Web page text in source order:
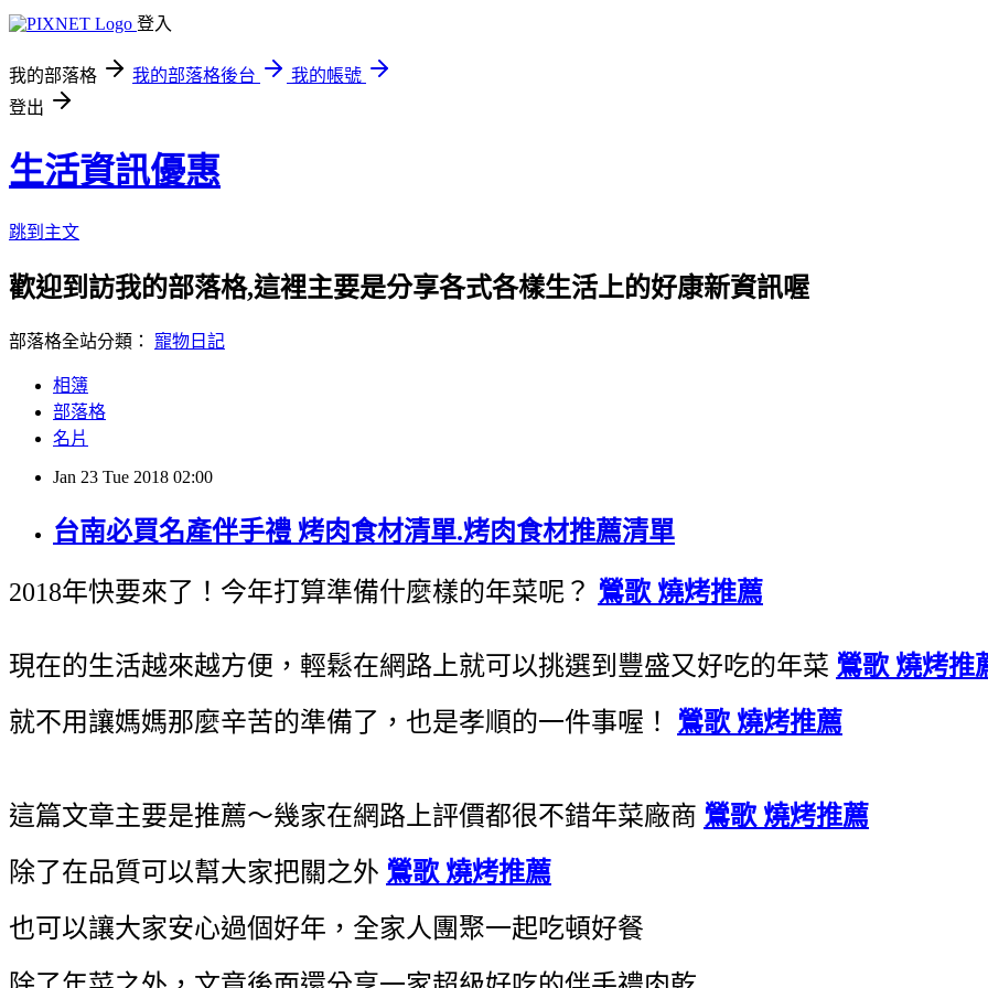
登入
我的部落格 我的部落格後台
我的帳號
登出
生活資訊優惠
跳到主文
歡迎到訪我的部落格,這裡主要是分享各式各樣生活上的好康新資訊喔
部落格全站分類： 寵物日記
相簿
部落格
名片
Jan 23 Tue 2018 02:00
台南必買名產伴手禮 烤肉食材清單.烤肉食材推薦清單
2018年快要來了！今年打算準備什麼樣的年菜呢？ 鶯歌 燒烤推薦
現在的生活越來越方便，輕鬆在網路上就可以挑選到豐盛又好吃的年菜 鶯歌 燒烤推
就不用讓媽媽那麼辛苦的準備了，也是孝順的一件事喔！
鶯歌 燒烤推薦
這篇文章主要是推薦～幾家在網路上評價都很不錯年菜廠商 鶯歌 燒烤推薦
除了在品質可以幫大家把關之外 鶯歌 燒烤推薦
也可以讓大家安心過個好年，全家人團聚一起吃頓好餐